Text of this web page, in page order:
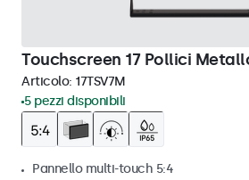
Touchscreen 17 Pollici
Articolo: 17TSV7M
5 pezzi disponibili
Pannello multi-touch 5:4